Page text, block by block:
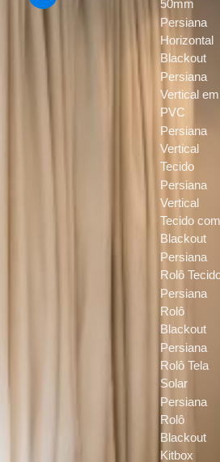
50mm
Persiana
Horizontal
Blackout
Persiana
Vertical em
PVC
Persiana
Vertical
Tecido
Persiana
Vertical
Tecido com
Blackout
Persiana
Rolô
Persiana
Rolô
Blackout
Persiana
Rolô Tela
Solar
Persiana
Rolô
Blackout
Kitbox